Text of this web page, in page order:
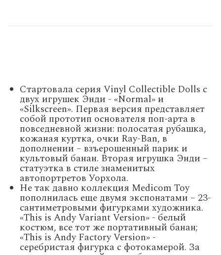
Стартовала серия Vinyl Collectible Dolls с
двух игрушек Энди - «Normal» и
«Silkscreen». Первая версия представляет
собой прототип основателя поп-арта в
повседневной жизни: полосатая рубашка,
кожаная куртка, очки Ray-Ban, в
дополнении – взъерошенный парик и
культовый банан. Вторая игрушка Энди –
статуэтка в стиле знаменитых
автопортретов Уорхола.
Не так давно коллекция Medicom Toy
пополнилась еще двумя экспонатами – 23-
сантиметровыми фигурками художника.
«This is Andy Variant Version» - белый
костюм, все тот же портативный банан;
«This is Andy Factory Version» -
серебристая фигурка с фотокамерой. За